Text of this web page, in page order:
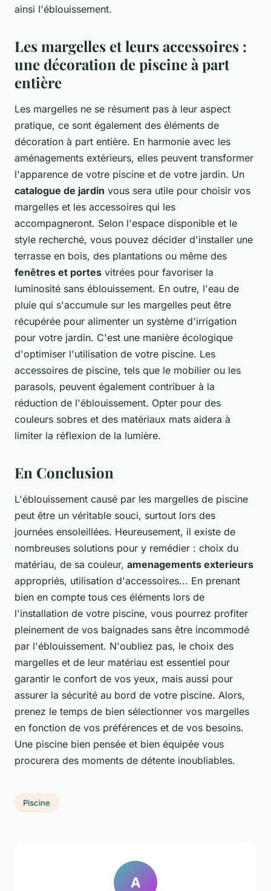
ainsi l'éblouissement.
Les margelles et leurs accessoires :
une décoration de piscine à part
entière
Les margelles ne se résument pas à leur aspect
pratique, ce sont également des éléments de
décoration à part entière. En harmonie avec les
aménagements extérieurs, elles peuvent transformer
l'apparence de votre piscine et de votre jardin. Un
catalogue de jardin vous sera utile pour choisir vos
margelles et les accessoires qui les
accompagneront. Selon l'espace disponible et le
style recherché, vous pouvez décider d'installer une
terrasse en bois, des plantations ou même des
fenêtres et portes vitrées pour favoriser la
luminosité sans éblouissement. En outre, l'eau de
pluie qui s'accumule sur les margelles peut être
récupérée pour alimenter un système d'irrigation
pour votre jardin. C'est une manière écologique
d'optimiser l'utilisation de votre piscine. Les
accessoires de piscine, tels que le mobilier ou les
parasols, peuvent également contribuer à la
réduction de l'éblouissement. Opter pour des
couleurs sobres et des matériaux mats aidera à
limiter la réflexion de la lumière.
En Conclusion
L'éblouissement causé par les margelles de piscine
peut être un véritable souci, surtout lors des
journées ensoleillées. Heureusement, il existe de
nombreuses solutions pour y remédier : choix du
matériau, de sa couleur, amenagements exterieurs
appropriés, utilisation d'accessoires... En prenant
bien en compte tous ces éléments lors de
l'installation de votre piscine, vous pourrez profiter
pleinement de vos baignades sans être incommodé
par l'éblouissement. N'oubliez pas, le choix des
margelles et de leur matériau est essentiel pour
garantir le confort de vos yeux, mais aussi pour
assurer la sécurité au bord de votre piscine. Alors,
prenez le temps de bien sélectionner vos margelles
en fonction de vos préférences et de vos besoins.
Une piscine bien pensée et bien équipée vous
procurera des moments de détente inoubliables.
Piscine
A